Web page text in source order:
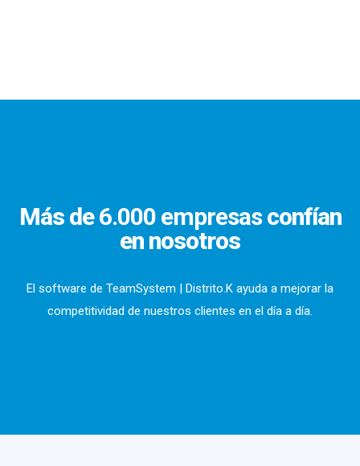
Más de6.000 empresasconfían
en nosotros
El software de TeamSystem | Distrito.K ayuda a mejorar la
competitividad de nuestros clientes en el día a día.